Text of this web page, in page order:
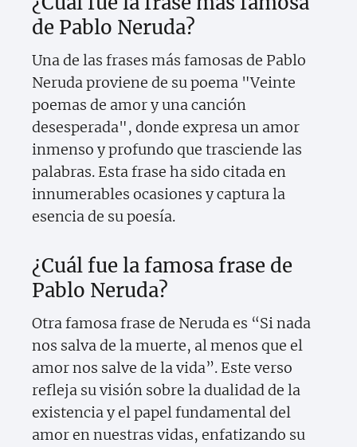
de Pablo Neruda?
Una de las frases más famosas de Pablo
Neruda proviene de su poema "Veinte
poemas de amor y una canción
desesperada", donde expresa un amor
inmenso y profundo que trasciende las
palabras. Esta frase ha sido citada en
innumerables ocasiones y captura la
esencia de su poesía.
¿Cuál fue la famosa frase de
Pablo Neruda?
Otra famosa frase de Neruda es “Si nada
nos salva de la muerte, al menos que el
amor nos salve de la vida”. Este verso
refleja su visión sobre la dualidad de la
existencia y el papel fundamental del
amor en nuestras vidas, enfatizando su